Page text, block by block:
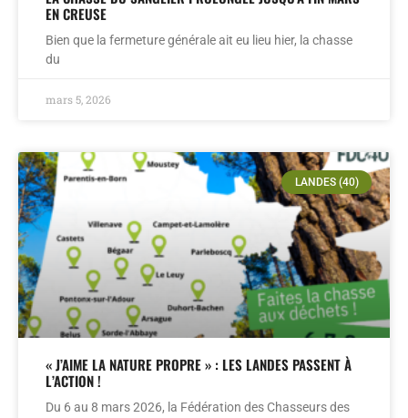
EN CREUSE
Bien que la fermeture générale ait eu lieu hier, la chasse
du
mars 5, 2026
LANDES (40)
« J’AIME LA NATURE PROPRE » : LES LANDES PASSENT À
L’ACTION !
Du 6 au 8 mars 2026, la Fédération des Chasseurs des